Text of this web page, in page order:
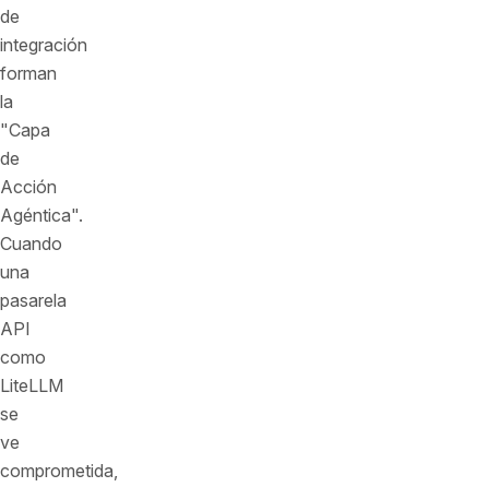
de
integración
forman
la
"Capa
de
Acción
Agéntica".
Cuando
una
pasarela
API
como
LiteLLM
se
ve
comprometida,